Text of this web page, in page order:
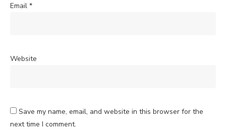
Email *
Website
Save my name, email, and website in this browser for the
next time I comment.